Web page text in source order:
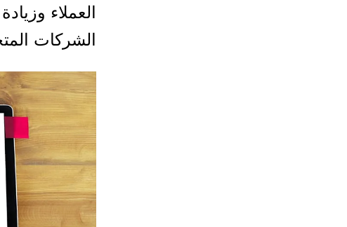
العملاء
الشركات